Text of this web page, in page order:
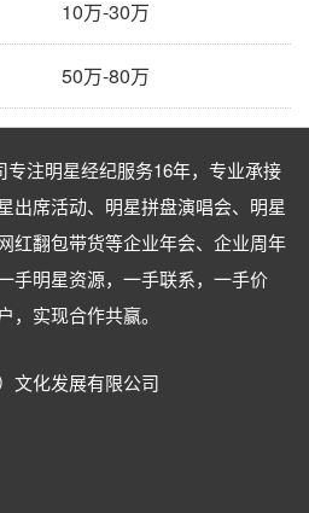
10万-30万
50万-80万
专注明星经纪服务16年，专业承接
出席活动、明星拼盘演唱会、明星
红翻包带货等企业年会、企业周年
手明星资源，一手联系，一手价
实现合作共赢。
文化发展有限公司